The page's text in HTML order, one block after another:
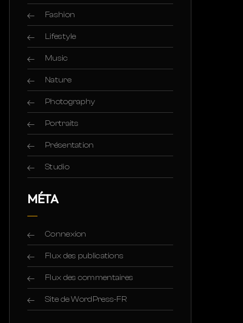
Fashion
Lifestyle
Music
Nature
Photography
Portraits
Présentation
Studio
MÉTA
Connexion
Flux des publications
Flux des commentaires
Site de WordPress-FR